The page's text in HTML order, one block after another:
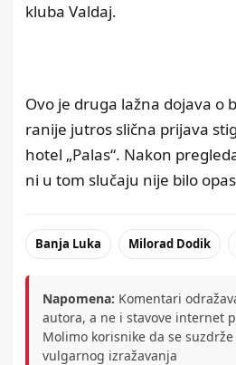
kluba Valdaj.
Ovo je druga lažna dojava o
ranije jutros slična prijava
hotel „Palas“. Nakon
ni u tom slučaju nije bilo
Banja Luka Milorad Dodik
Napomena: Komentari
autora, a ne i stavove internet
Molimo korisnike da se
vulgarnog izražavanja